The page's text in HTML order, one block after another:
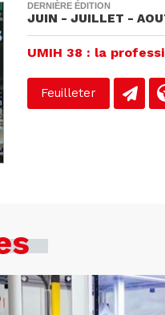
DERNIÈRE ÉDITION
JUIN - JUILLET -
UMIH 38 : la
Feuilleter